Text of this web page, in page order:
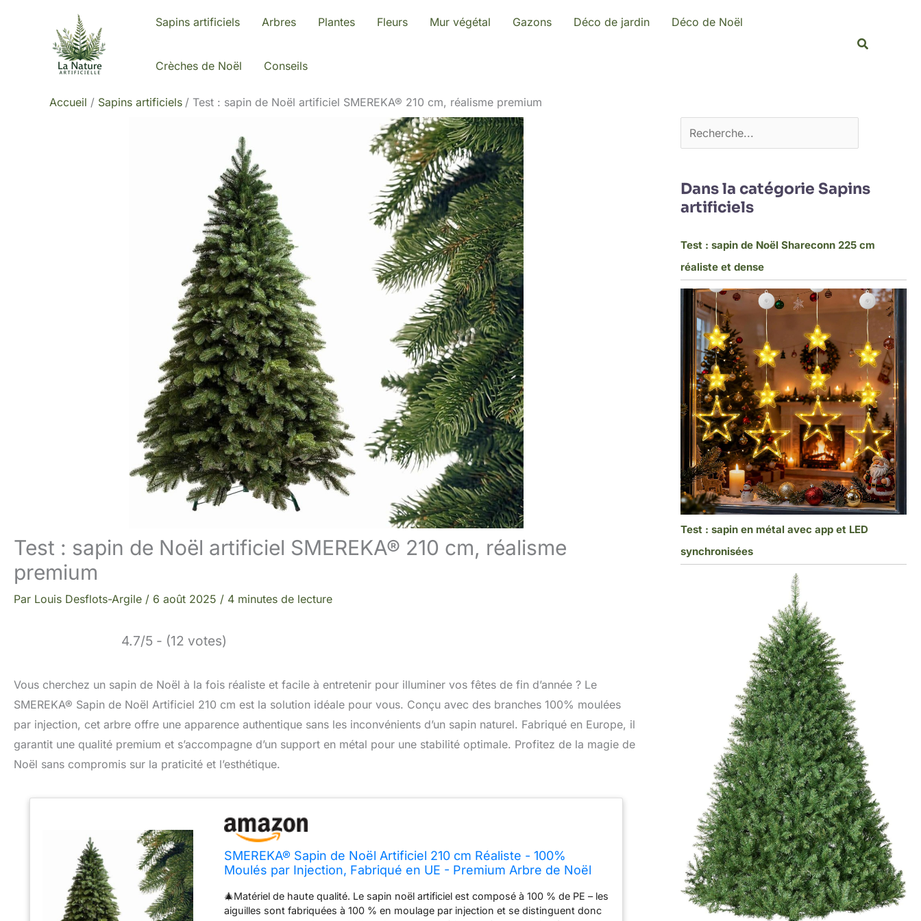
Sapins artificiels Arbres Plantes Fleurs Mur végétal Gazons Déco de jardin Déco de Noël
Crèches de Noël Conseils
Accueil Sapins artificiels Test : sapin de Noël artificiel SMEREKA® 210 cm, réalisme premium
Test : sapin de Noël artificiel SMEREKA® 210 cm, réalisme
premium
Par Louis Desflots-Argile / 6 août 2025 / 4 minutes de lecture
4.7/5 - (12 votes)
Vous cherchez un sapin de Noël à la fois réaliste et facile à entretenir pour illuminer vos fêtes de fin d’année ? Le
SMEREKA® Sapin de Noël Artificiel 210 cm est la solution idéale pour vous. Conçu avec des branches 100% moulées
par injection, cet arbre offre une apparence authentique sans les inconvénients d’un sapin naturel. Fabriqué en Europe, il
garantit une qualité premium et s’accompagne d’un support en métal pour une stabilité optimale. Profitez de la magie de
Noël sans compromis sur la praticité et l’esthétique.
SMEREKA® Sapin de Noël Artificiel 210 cm Réaliste - 100%
Moulés par Injection, Fabriqué en UE - Premium Arbre de Noël
🎄Matériel de haute qualité. Le sapin noël artificiel est composé à 100 % de PE – les
aiguilles sont fabriquées à 100 % en moulage par injection et se distinguent donc
r
e
r
Dans la catégorie Sapins
artificiels
Test : sapin de Noël Shareconn 225 cm
réaliste et dense
Test : sapin en métal avec app et LED
synchronisées